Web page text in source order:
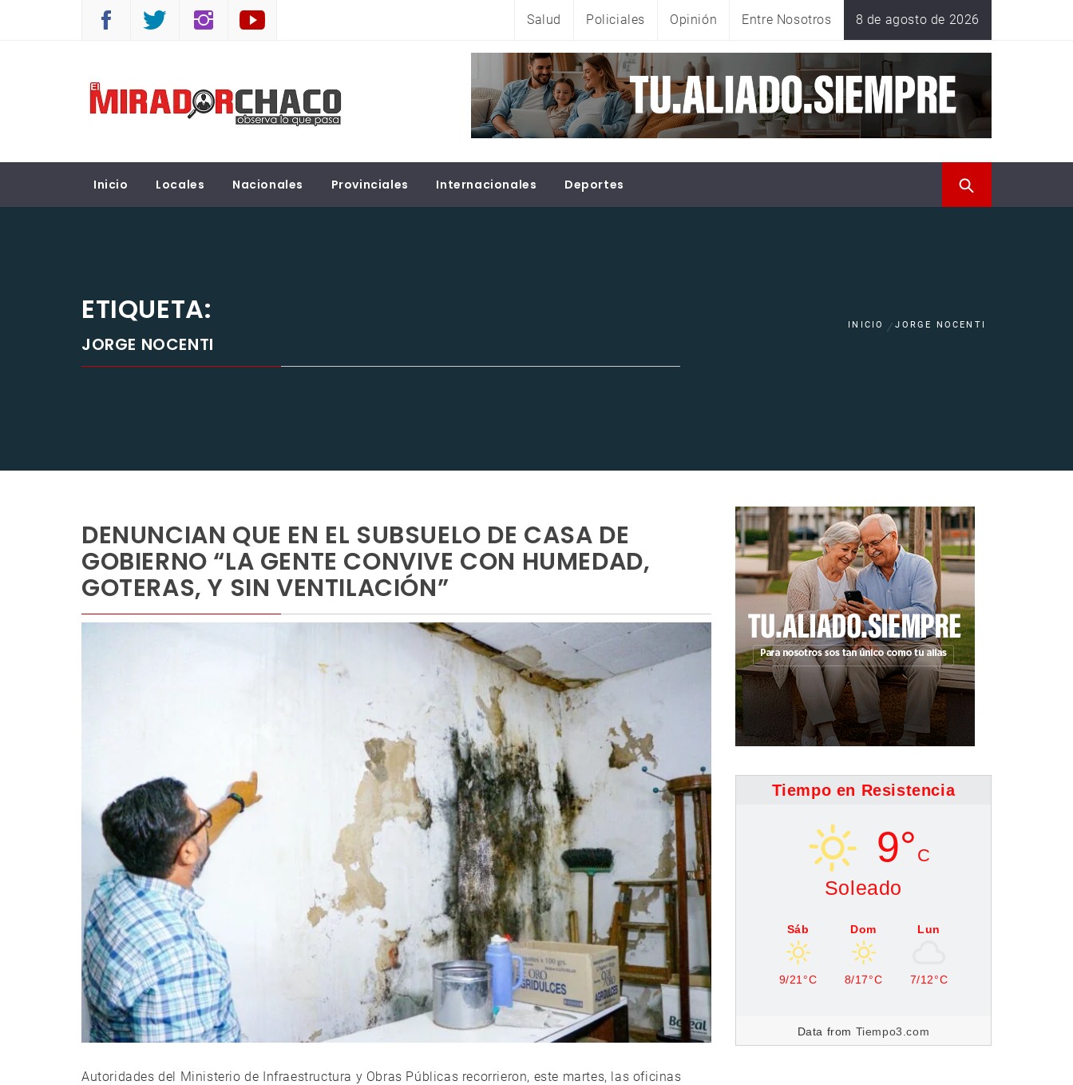
Salud Policiales Opinión Entre Nosotros 8 de agosto de 2026
EL MIRADOR CHACO
Inicio Locales Nacionales Provinciales Internacionales Deportes
ETIQUETA:
JORGE NOCENTI
INICIO JORGE NOCENTI
DENUNCIAN QUE EN EL SUBSUELO DE CASA DE
GOBIERNO “LA GENTE CONVIVE CON HUMEDAD,
GOTERAS, Y SIN VENTILACIÓN”
Autoridades del Ministerio de Infraestructura y Obras Públicas recorrieron, este martes, las oficinas
Tiempo en Resistencia
9° C
Soleado
Sáb
9/21°C
Dom
8/17°C
Lun
7/12°C
Data from Tiempo3.com